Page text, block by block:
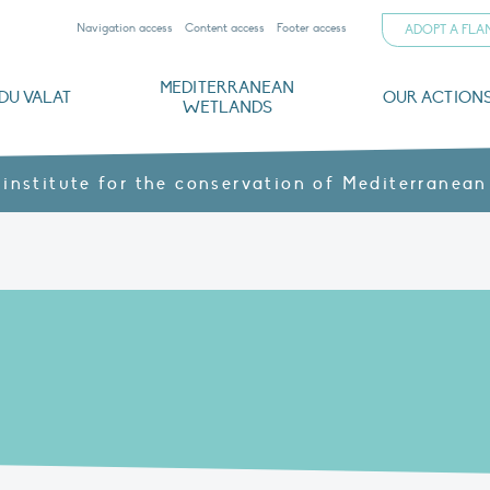
Navigation access Content access Footer access ADOPT A
VALAT
MEDITERRANEAN
WETLANDS
OUR
institute for the conservation of Mediterranean